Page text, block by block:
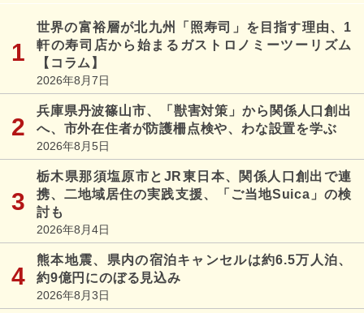
世界の富裕層が北九州「照寿司」を目指す理由、1
軒の寿司店から始まるガストロノミーツーリズム
【コラム】
2026年8月7日
兵庫県丹波篠山市、「獣害対策」から関係人口創出
へ、市外在住者が防護柵点検や、わな設置を学ぶ
2026年8月5日
栃木県那須塩原市とJR東日本、関係人口創出で連
携、二地域居住の実践支援、「ご当地Suica」の検
討も
2026年8月4日
熊本地震、県内の宿泊キャンセルは約6.5万人泊、
約9億円にのぼる見込み
2026年8月3日